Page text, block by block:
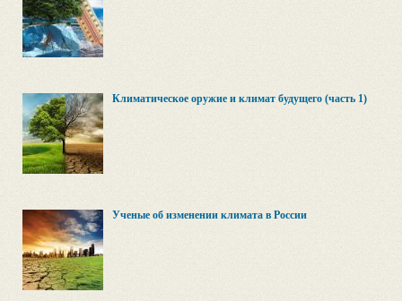
Климатическое оружие и климат будущего (часть 1)
Ученые об изменении климата в России